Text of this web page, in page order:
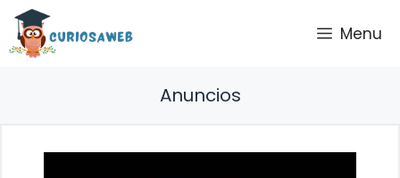
Saltar
contenido
Menu
Anuncios